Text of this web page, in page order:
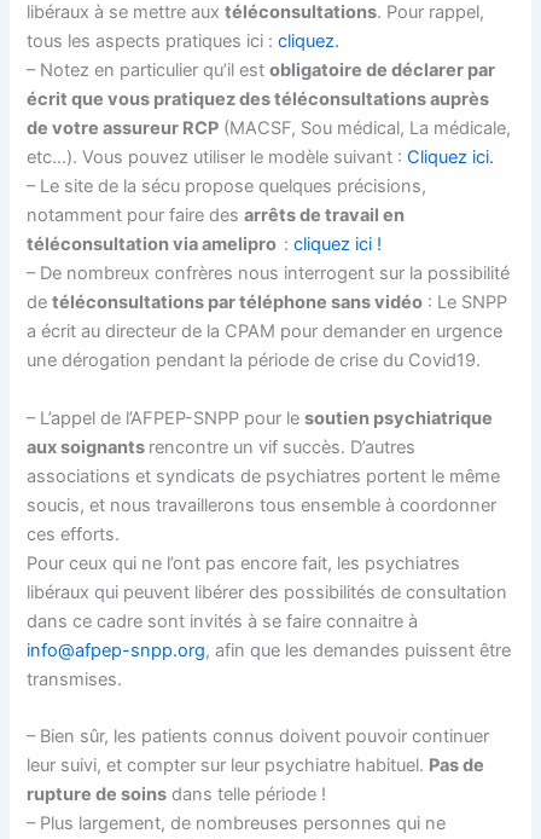
libéraux à se mettre auxtéléconsultations. Pour rappel,
tous les aspects pratiques ici :cliquez.
– Notez en particulier qu’il estobligatoire de déclarer par
écrit que vous pratiquez des téléconsultations auprès
de votre assureur RCP (MACSF, Sou médical, La médicale,
etc…). Vous pouvez utiliser le modèle suivant :Cliquez ici.
– Le site de la sécu propose quelques précisions,
notamment pour faire desarrêts de travail en
téléconsultation via amelipro : cliquez ici !
– De nombreux confrères nous interrogent sur la possibilité
detéléconsultations par téléphone sans vidéo : Le SNPP
a écrit au directeur de la CPAM pour demander en urgence
une dérogation pendant la période de crise du Covid19.
– L’appel de l’AFPEP-SNPP pour lesoutien psychiatrique
aux soignants rencontre un vif succès. D’autres
associations et syndicats de psychiatres portent le même
soucis, et nous travaillerons tous ensemble à coordonner
ces efforts.
Pour ceux qui ne l’ont pas encore fait, les psychiatres
libéraux qui peuvent libérer des possibilités de consultation
dans ce cadre sont invités à se faire connaitre à
info@afpep-snpp.org, afin que les demandes puissent être
transmises.
– Bien sûr, les patients connus doivent pouvoir continuer
leur suivi, et compter sur leur psychiatre habituel. Pas de
rupture de soins dans telle période !
– Plus largement, de nombreuses personnes qui ne